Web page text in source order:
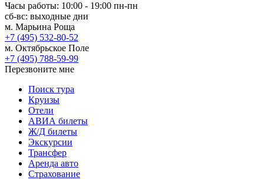
Часы работы: 10:00 - 19:00 пн-пн
сб-вс: выходные дни
м. Марьина Роща
+7 (495) 532-80-52
м. Октябрьское Поле
+7 (495) 788-59-99
Перезвоните мне
Поиск тура
Круизы
Отели
АВИА билеты
Ж/Д билеты
Экскурсии
Трансфер
Аренда авто
Страхование